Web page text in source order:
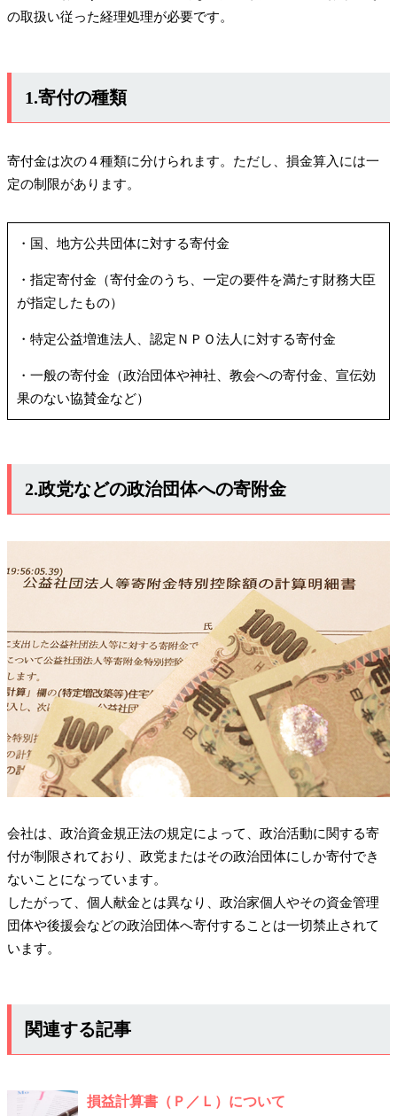
の取扱い従った経理処理が必要です。
1.寄付の種類
寄付金は次の４種類に分けられます。ただし、損金算入には一
定の制限があります。
・国、地方公共団体に対する寄付金
・指定寄付金（寄付金のうち、一定の要件を満たす財務大臣
が指定したもの）
・特定公益増進法人、認定ＮＰＯ法人に対する寄付金
・一般の寄付金（政治団体や神社、教会への寄付金、宣伝効
果のない協賛金など）
2.政党などの政治団体への寄附金
会社は、政治資金規正法の規定によって、政治活動に関する寄
付が制限されており、政党またはその政治団体にしか寄付でき
ないことになっています。
したがって、個人献金とは異なり、政治家個人やその資金管理
団体や後援会などの政治団体へ寄付することは一切禁止されて
います。
関連する記事
損益計算書（Ｐ／Ｌ）について